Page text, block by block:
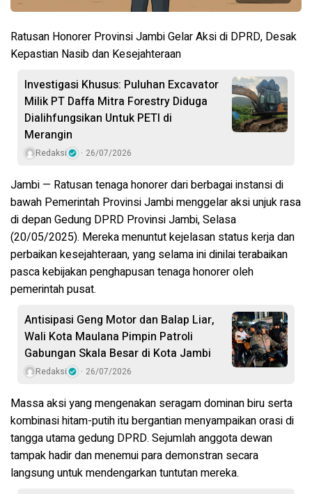
Ratusan Honorer Provinsi Jambi Gelar Aksi di DPRD, Desak
Kepastian Nasib dan Kesejahteraan
Investigasi Khusus: Puluhan Excavator
Milik PT Daffa Mitra Forestry Diduga
Dialihfungsikan Untuk PETI di
Merangin
Redaksi 26/07/2026
Jambi — Ratusan tenaga honorer dari berbagai instansi di
bawah Pemerintah Provinsi Jambi menggelar aksi unjuk rasa
di depan Gedung DPRD Provinsi Jambi, Selasa
(20/05/2025). Mereka menuntut kejelasan status kerja dan
perbaikan kesejahteraan, yang selama ini dinilai terabaikan
pasca kebijakan penghapusan tenaga honorer oleh
pemerintah pusat.
Antisipasi Geng Motor dan Balap Liar,
Wali Kota Maulana Pimpin Patroli
Gabungan Skala Besar di Kota Jambi
Redaksi 26/07/2026
Massa aksi yang mengenakan seragam dominan biru serta
kombinasi hitam-putih itu bergantian menyampaikan orasi di
tangga utama gedung DPRD. Sejumlah anggota dewan
tampak hadir dan menemui para demonstran secara
langsung untuk mendengarkan tuntutan mereka.